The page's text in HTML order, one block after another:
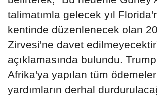
talimatımla gelecek yıl
kentinde düzenlenecek olan
Zirvesi'ne davet
açıklamasında bulundu.
Afrika'ya yapılan tüm
yardımların derhal